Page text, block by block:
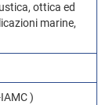
ottica ed
marine,
)